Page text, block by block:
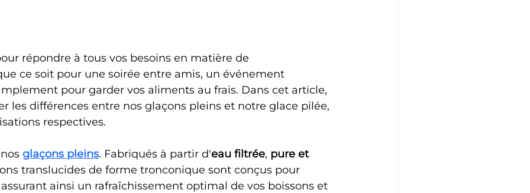
répondre à tous vos besoins en matière de
ce soit pour une soirée entre amis, un événement
pour garder vos aliments au frais. Dans cet article,
les différences entre nos glaçons pleins et notre glace pilée,
respectives.
glaçons pleins. Fabriqués à partir d'eau filtrée, pure et
translucides de forme tronconique sont conçus pour
assurant ainsi un rafraîchissement optimal de vos boissons et